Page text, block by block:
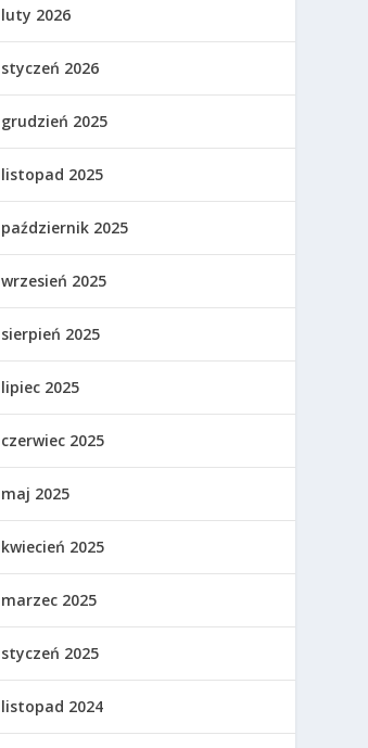
luty 2026
styczeń 2026
grudzień 2025
listopad 2025
październik 2025
wrzesień 2025
sierpień 2025
lipiec 2025
czerwiec 2025
maj 2025
kwiecień 2025
marzec 2025
styczeń 2025
listopad 2024